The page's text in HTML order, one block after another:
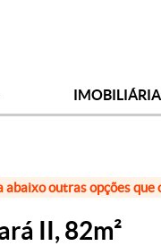
outras opções
II, 82m²